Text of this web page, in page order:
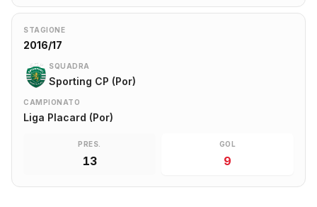
STAGIONE
2016/17
SQUADRA
Sporting CP (Por)
CAMPIONATO
Liga Placard (Por)
PRES.
13
GOL
9